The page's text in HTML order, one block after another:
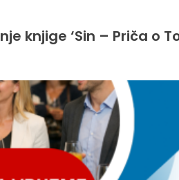
knjige ‘Sin – Priča o